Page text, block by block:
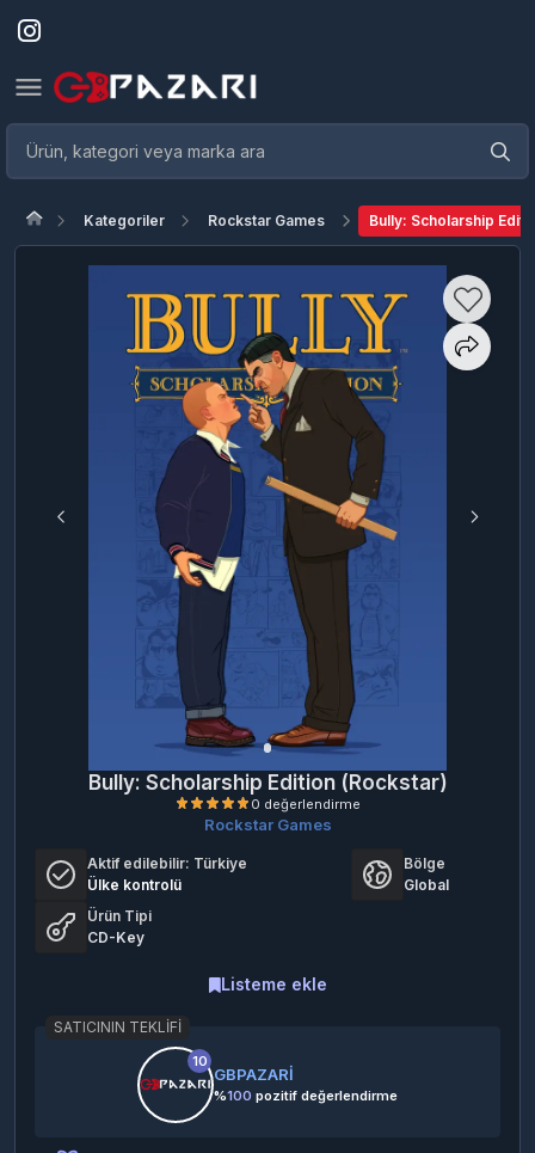
Kategoriler Rockstar Games Bully: Scholarship
Bully: Scholarship Edition (Rockstar)
Rockstar Games
Aktif edilebilir: Türkiye
Ülke kontrolü
Bölge
Global
Ürün Tipi
CD-Key
Listeme ekle
SATICININ TEKLIFI
10
GBPAZARİ
%100 pozitif değerlendirme